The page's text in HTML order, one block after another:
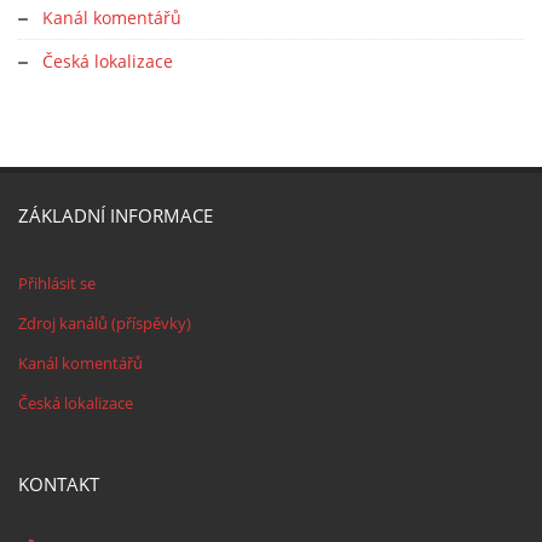
Kanál komentářů
Česká lokalizace
ZÁKLADNÍ INFORMACE
Přihlásit se
Zdroj kanálů (příspěvky)
Kanál komentářů
Česká lokalizace
KONTAKT